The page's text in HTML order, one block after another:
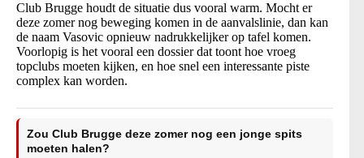
Club Brugge houdt de situatie dus vooral warm. Mocht er
deze zomer nog beweging komen in de aanvalslinie, dan kan
de naam Vasovic opnieuw nadrukkelijker op tafel komen.
Voorlopig is het vooral een dossier dat toont hoe vroeg
topclubs moeten kijken, en hoe snel een interessante piste
complex kan worden.
Zou Club Brugge deze zomer nog een jonge spits
moeten halen?